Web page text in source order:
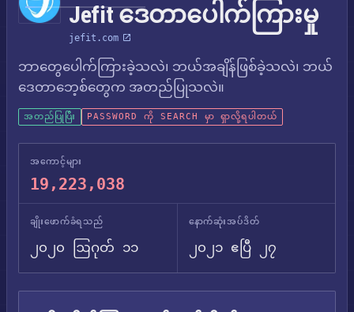
Jefit ဒေတာပေါက်ကြားမှု
jefit.com
ဘာတွေပေါက်ကြားခဲ့သလဲ၊ ဘယ်အချိန်ဖြစ်ခဲ့သလဲ၊ ဘယ်
ဒေတာဘေ့စ်တွေက အတည်ပြုသလဲ။
အတည်ပြုပြီး PASSWORD ကို SEARCH မှာ ရှာလို့ရပါတယ်
အကောင့်များ
19,223,038
ချိုးဖောက်ခံရသည်
၂၀၂၀ ဩဂုတ် ၁၁
နောက်ဆုံးအပ်ဒိတ်
၂၀၂၁ ဧပြီ ၂၇